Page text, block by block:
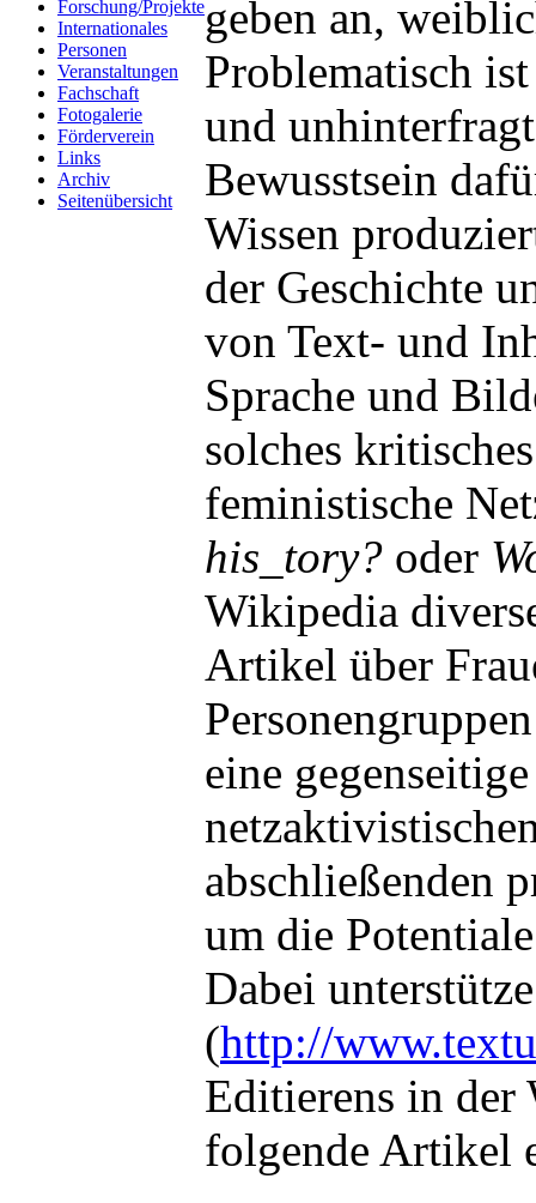
Forschung/Projekte
Internationales
Personen
Veranstaltungen
Fachschaft
Fotogalerie
Förderverein
Links
Archiv
Seitenübersicht
geben an,
Problematisch
und
Bewusstsein
Wissen
der Geschichte
von Text- und
Sprache und
solches
feministische
his_tory? oder
Wikipedia
Artikel über
eine
abschließenden
um die
Dabei
(http://
Editierens in der
folgende Artikel